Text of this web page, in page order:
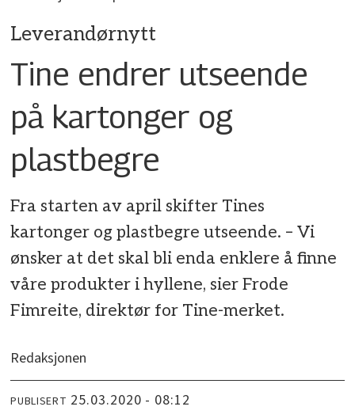
Leverandørnytt
Tine endrer utseende
på kartonger og
plastbegre
Fra starten av april skifter Tines
kartonger og plastbegre utseende. – Vi
ønsker at det skal bli enda enklere å finne
våre produkter i hyllene, sier Frode
Fimreite, direktør for Tine-merket.
Redaksjonen
PUBLISERT 25.03.2020 - 08:12